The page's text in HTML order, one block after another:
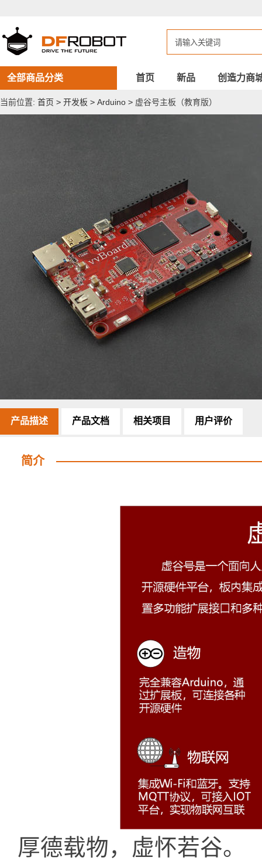
主
板
（教
育
版）
全部商品分类 首页 新品 创造力商
当前位置: 首页 > 开发板 > Arduino > 虚谷号主板（教育版）
产品描述 产品文档 相关项目 用户评价
简介
厚德载物，虚怀若谷。